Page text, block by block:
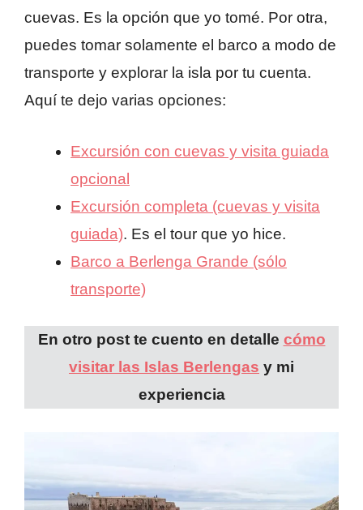
cuevas. Es la opción que yo tomé. Por otra,
puedes tomar solamente el barco a modo de
transporte y explorar la isla por tu cuenta.
Aquí te dejo varias opciones:
Excursión con cuevas y visita guiada
opcional
Excursión completa (cuevas y visita
guiada). Es el tour que yo hice.
Barco a Berlenga Grande (sólo
transporte)
En otro post te cuento en detalle cómo
visitar las Islas Berlengas y mi
experiencia